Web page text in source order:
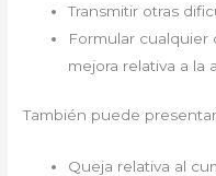
Transmitir otras
Formular cualquier
mejora relativa a la
También puede
Queja relativa al